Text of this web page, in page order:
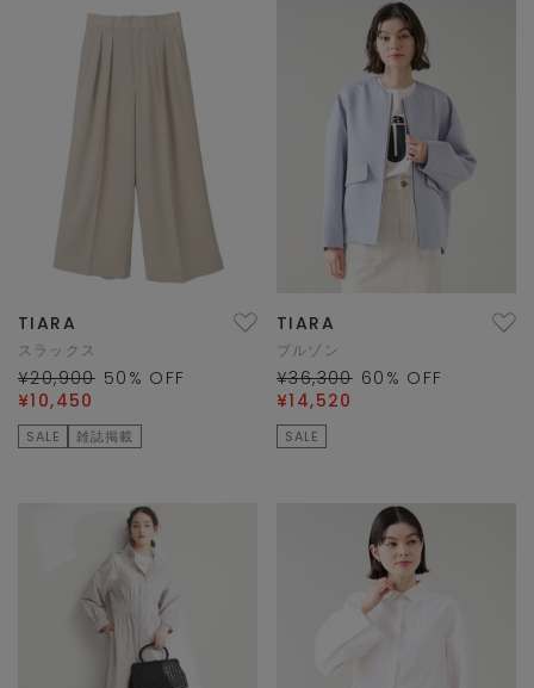
TIARA
スラックス
¥20,900 50 % OFF
¥10,450
SALE 雑誌掲載
TIARA
ブルゾン
¥36,300 60 % OFF
¥14,520
SALE